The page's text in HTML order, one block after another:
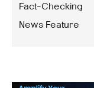
Fact-Checking
News Feature